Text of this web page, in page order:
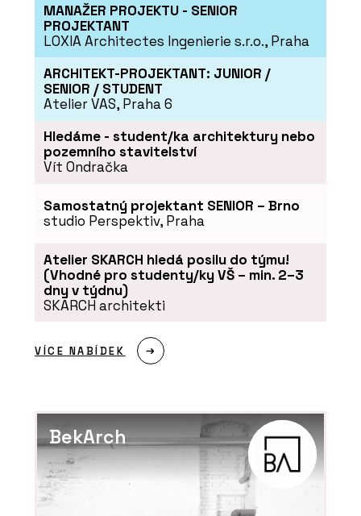
MANAŽER PROJEKTU - SENIOR
PROJEKTANT
LOXIA Architectes Ingenierie s.r.o., Praha
ARCHITEKT-PROJEKTANT: JUNIOR /
SENIOR / STUDENT
Atelier VAS, Praha 6
Hledáme - student/ka architektury nebo
pozemního stavitelství
Vít Ondračka
Samostatný projektant SENIOR – Brno
studio Perspektiv, Praha
Atelier SKARCH hledá posilu do týmu!
(Vhodné pro studenty/ky VŠ – min. 2–3
dny v týdnu)
SKARCH architekti
VÍCE NABÍDEK
BekArch